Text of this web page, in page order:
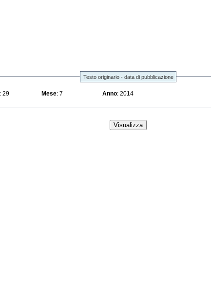
Testo originario - data di pubblicazione
: 29 Mese : 7 Anno : 2014